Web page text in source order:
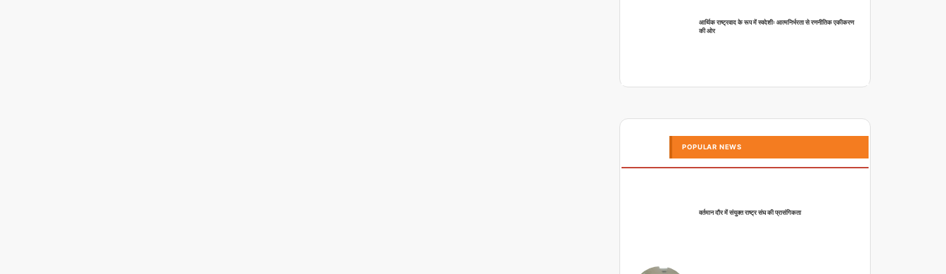
आर्थिक राष्ट्रवाद के रूप में स्वदेशीः आत्मनिर्भरता से रणनीतिक एकीकरण
की ओर
POPULAR NEWS
वर्तमान दौर में संयुक्त राष्ट्र संघ की प्रासंगिकता